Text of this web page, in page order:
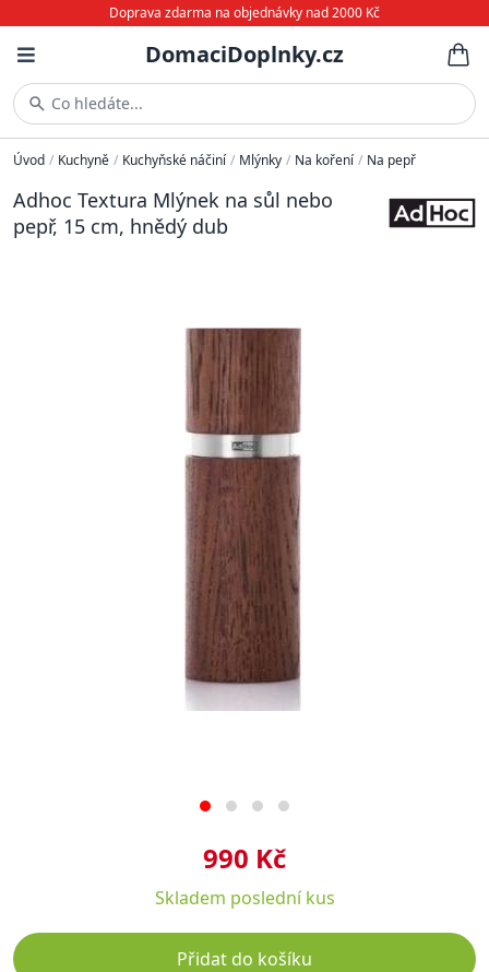
Doprava zdarma na objednávky nad 2000 Kč
DomaciDoplnky.cz
Co hledáte...
Úvod / Kuchyně / Kuchyňské náčiní / Mlýnky / Na koření / Na pepř
Adhoc Textura Mlýnek na sůl nebo
pepř, 15 cm, hnědý dub
990 Kč
Skladem poslední kus
Přidat do košíku